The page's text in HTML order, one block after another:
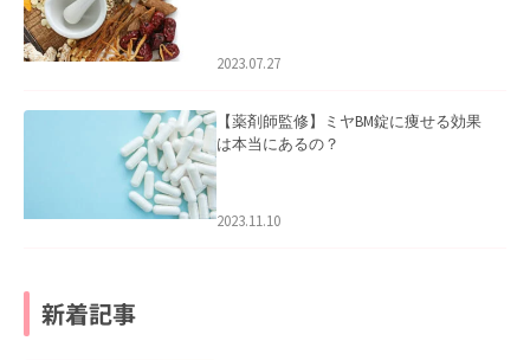
2023.07.27
【薬剤師監修】ミヤBM錠に痩せる効果
は本当にあるの？
2023.11.10
新着記事